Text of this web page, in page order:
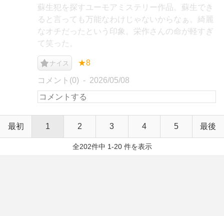
蘇生犯を探すユーモアミステリー作品。蘇生でき
ると言っても万能なわけじゃないからなぁ。綺麗
なオチだったという印象。栄作さんの命が軽すぎ
て笑った。
ナイス ★8
コメント(0) 2026/05/08
最初 1 2 3 4 5 最後
全202件中 1-20 件を表示